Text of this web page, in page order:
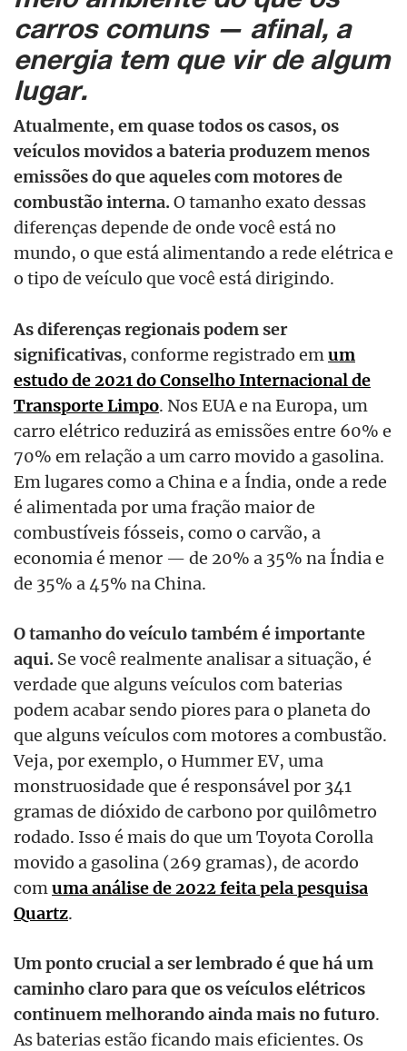
carros comuns — afinal, a
energia tem que vir de algum
lugar.
Atualmente, em quase todos os casos, os
veículos movidos a bateria produzem menos
emissões do que aqueles com motores de
combustão interna.O tamanho exato dessas
diferenças depende de onde você está no
mundo, o que está alimentando a rede elétrica e
o tipo de veículo que você está dirigindo.
As diferenças regionais podem ser
significativas, conforme registrado em um
estudo de 2021 do Conselho Internacional de
Transporte Limpo. Nos EUA e na Europa, um
carro elétrico reduzirá as emissões entre 60% e
70% em relação a um carro movido a gasolina.
Em lugares como a China e a Índia, onde a rede
é alimentada por uma fração maior de
combustíveis fósseis, como o carvão, a
economia é menor — de 20% a 35% na Índia e
de 35% a 45% na China.
O tamanho do veículo também é importante
aqui. Se você realmente analisar a situação, é
verdade que alguns veículos com baterias
podem acabar sendo piores para o planeta do
que alguns veículos com motores a combustão.
Veja, por exemplo, o Hummer EV, uma
monstruosidade que é responsável por 341
gramas de dióxido de carbono por quilômetro
rodado. Isso é mais do que um Toyota Corolla
movido a gasolina (269 gramas), de acordo
com uma análise de 2022 feita pela pesquisa
Quartz.
Um ponto crucial a ser lembrado é que há um
caminho claro para que os veículos elétricos
continuem melhorando ainda mais no futuro.
As baterias estão ficando mais eficientes. Os